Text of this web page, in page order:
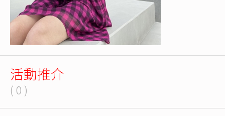
活動推介
( 0 )